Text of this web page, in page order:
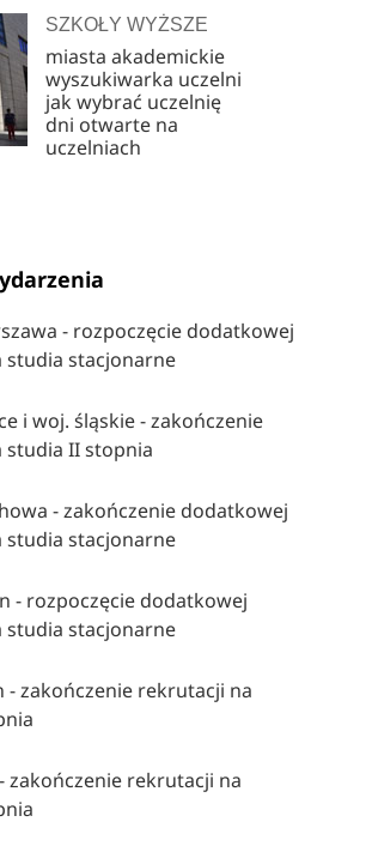
SZKOŁY WYŻSZE
miasta akademickie
wyszukiwarka uczelni
jak wybrać uczelnię
dni otwarte na
uczelniach
- rozpoczęcie dodatkowej
studia stacjonarne
i woj. śląskie - zakończenie
studia II stopnia
- zakończenie dodatkowej
studia stacjonarne
- rozpoczęcie dodatkowej
studia stacjonarne
- zakończenie rekrutacji na
zakończenie rekrutacji na